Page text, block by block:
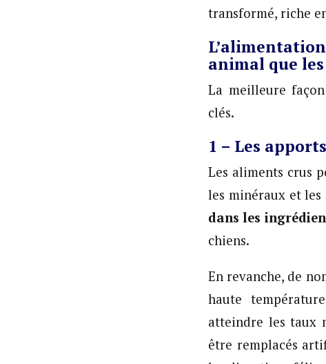
transformé, riche
animal que
La meilleure
clés.
1 – Les
Les aliments crus
les minéraux et
dans les
chiens.
En revanche, de
haute
atteindre les taux
être remplacés